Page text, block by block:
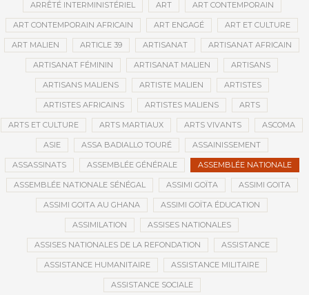
ARRÊTÉ INTERMINISTÉRIEL ART ART CONTEMPORAIN
ART CONTEMPORAIN AFRICAIN ART ENGAGÉ ART ET CULTURE
ART MALIEN ARTICLE 39 ARTISANAT ARTISANAT AFRICAIN
ARTISANAT FÉMININ ARTISANAT MALIEN ARTISANS
ARTISANS MALIENS ARTISTE MALIEN ARTISTES
ARTISTES AFRICAINS ARTISTES MALIENS ARTS
ARTS ET CULTURE ARTS MARTIAUX ARTS VIVANTS ASCOMA
ASIE ASSA BADIALLO TOURÉ ASSAINISSEMENT
ASSASSINATS ASSEMBLÉE GÉNÉRALE ASSEMBLÉE NATIONALE
ASSEMBLÉE NATIONALE SÉNÉGAL ASSIMI GOÏTA ASSIMI GOITA
ASSIMI GOITA AU GHANA ASSIMI GOÏTA ÉDUCATION
ASSIMILATION ASSISES NATIONALES
ASSISES NATIONALES DE LA REFONDATION ASSISTANCE
ASSISTANCE HUMANITAIRE ASSISTANCE MILITAIRE
ASSISTANCE SOCIALE